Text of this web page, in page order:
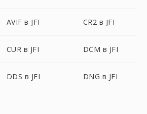
AVIF в JFI CR2 в JFI
CUR в JFI DCM в JFI
DDS в JFI DNG в JFI